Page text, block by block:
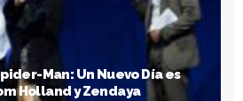
Man: Un Nuevo Día es
Holland y Zendaya